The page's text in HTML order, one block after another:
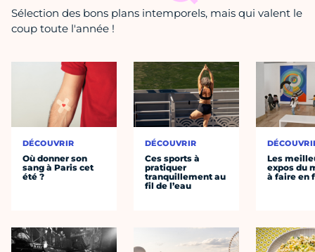
Sélection des bons plans intemporels, mais qui valent le
coup toute l'année !
DÉCOUVRIR
Où donner son
sang à Paris cet
été ?
DÉCOUVRIR
Ces sports à
pratiquer
tranquillement au
fil de l’eau
Les
expos du
à faire en